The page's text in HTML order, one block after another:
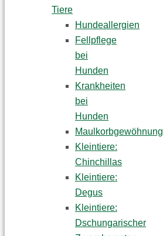
Tiere
Hundeallergien
Fellpflege
bei
Hunden
Krankheiten
bei
Hunden
Maulkorbgewöhnung
Kleintiere:
Chinchillas
Kleintiere:
Degus
Kleintiere:
Dschungarischer